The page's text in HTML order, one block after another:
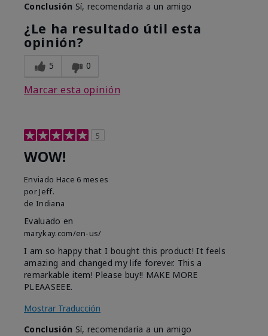
Conclusión Sí, recomendaría a un amigo
¿Le ha resultado útil esta
opinión?
5 0
Marcar esta opinión
5
WOW!
Enviado Hace 6 meses
por Jeff.
de Indiana
Evaluado en
marykay.com/en-us/
I am so happy that I bought this product! It feels
amazing and changed my life forever. This a
remarkable item! Please buy!! MAKE MORE
PLEAASEEE.
Mostrar Traducción
Conclusión Sí, recomendaría a un amigo